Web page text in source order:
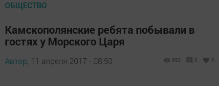
ОБЩЕСТВО
Камскополянские ребята побывали в
гостях у Морского Царя
Автор, 11 апреля 2017 - 08:50 992 0 0